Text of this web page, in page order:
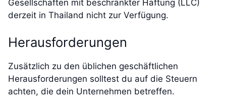
Gesellschaften mit beschränkter Haftung (LLC)
derzeit in Thailand nicht zur Verfügung.
Herausforderungen
Zusätzlich zu den üblichen geschäftlichen
Herausforderungen solltest du auf die Steuern
achten, die dein Unternehmen betreffen.